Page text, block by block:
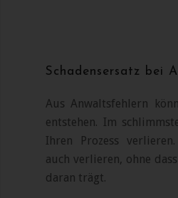
Schadensersatz bei
Aus Anwaltsfehlern
entstehen. Im
Ihren Prozess
auch verlieren, ohne
daran trägt.